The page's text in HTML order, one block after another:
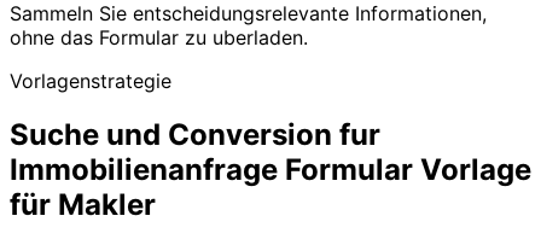
Sammeln Sie entscheidungsrelevante Informationen,
ohne das Formular zu uberladen.
Vorlagenstrategie
Suche und Conversion fur
Immobilienanfrage Formular Vorlage
für Makler